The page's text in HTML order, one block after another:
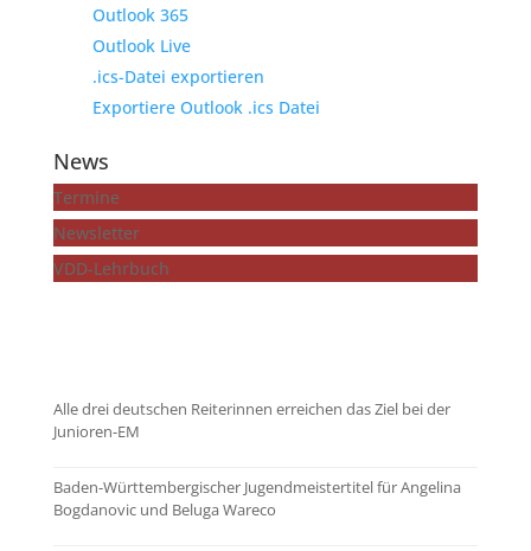
Outlook 365
Outlook Live
.ics-Datei exportieren
Exportiere Outlook .ics Datei
News
Termine
Newsletter
VDD-Lehrbuch
Alle drei deutschen Reiterinnen erreichen das Ziel bei der
Junioren-EM
Baden-Württembergischer Jugendmeistertitel für Angelina
Bogdanovic und Beluga Wareco